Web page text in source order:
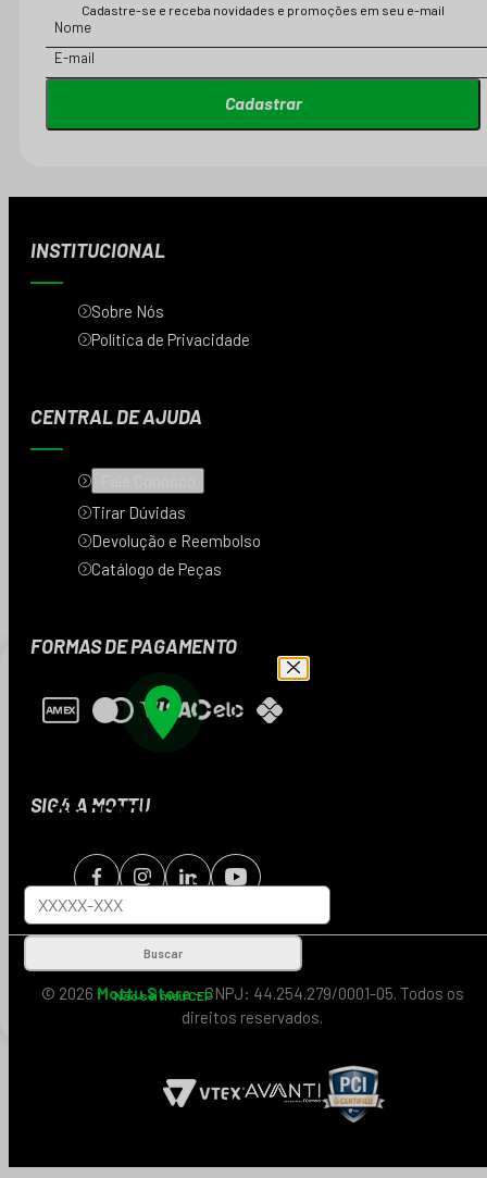
Cadastre-se e receba novidades e promoções em seu e-mail
Cadastrar
INSTITUCIONAL
Sobre Nós
Política de Privacidade
CENTRAL DE AJUDA
Tirar Dúvidas
Devolução e Reembolso
Catálogo de Peças
FORMAS DE PAGAMENTO
SIGA A MOTTU
© 2026 Mottu Store- CNPJ: 44.254.279/0001-05. Todos os
direitos reservados.
os produtos da sua
Buscar
Não sei meu CEP